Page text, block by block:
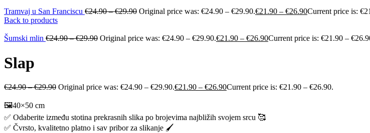
Tramvaj u San Franciscu €24.90–€29.90 Original price was: €24.90 – €29.90.€21.90 – €26.90Current price is:
Back to products
Šumski mlin €24.90–€29.90 Original price was: €24.90 – €29.90.€21.90 – €26.90Current price is: €21.90 –
Slap
€24.90–€29.90 Original price was: €24.90 – €29.90.€21.90 – €26.90Current price is: €21.90 – €26.90.
🖼️40×50 cm
✅ Odaberite između stotina prekrasnih slika po brojevima najbližih svojem srcu 🥰
✅ Čvrsto, kvalitetno platno i sav pribor za slikanje 🖌️